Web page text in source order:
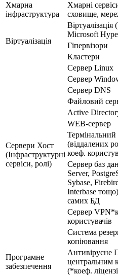
Хмарна
інфраструктура
Хмарні
сховище,
Віртуалізація
Microsoft
Гіпервізори
Кластери
Сервери Хост
(Інфраструктурні
сервіси, ролі)
Сервер Linux
Сервер
Сервер DNS
Файловий
Active
WEB-сервер
Термінальний
(віддалених
коеф.
Сервер баз
Server,
Sybase,
Interbase
самих БД
Сервер
користувачів
Система
копіювання
Програмне
забезпечення
Антивірусне
центральним
(*коеф.